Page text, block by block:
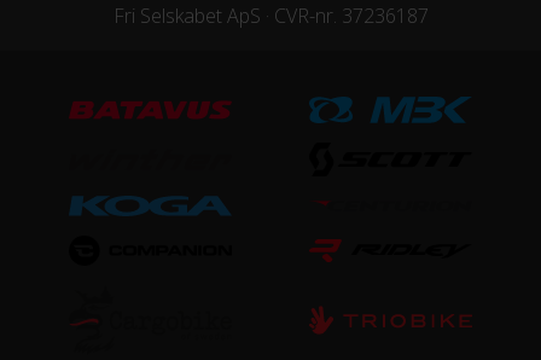
Fri Selskabet ApS · CVR-nr. 37236187